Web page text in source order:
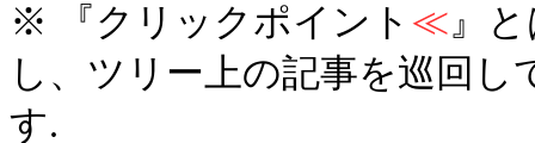
※ 『クリックポイント ≪』
し、ツリー上の記事を巡回
す.